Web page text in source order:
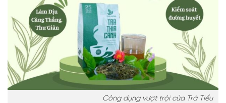
Công dụng vượt trội của Trà Tiểu